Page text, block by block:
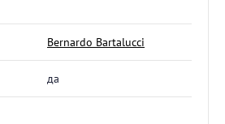
Bernardo Bartalucci
да